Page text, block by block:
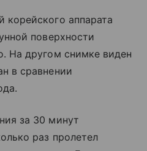
корейского аппарата
поверхности
На другом снимке виден
в сравнении
за 30 минут
раз пролетел